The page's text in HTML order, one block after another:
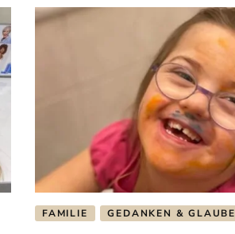
FAMILIE GEDANKEN & GLAUBE